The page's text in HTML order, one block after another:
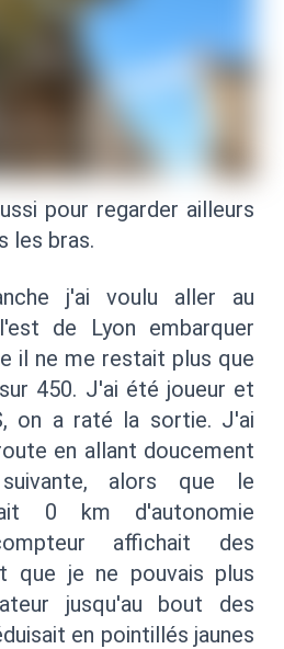
pour regarder ailleurs
les bras.
j'ai voulu aller au
de Lyon embarquer
il ne me restait plus que
450. J'ai été joueur et
on a raté la sortie. J'ai
en allant doucement
alors que le
0 km d'autonomie
affichait des
que je ne pouvais plus
jusqu'au bout des
en pointillés jaunes